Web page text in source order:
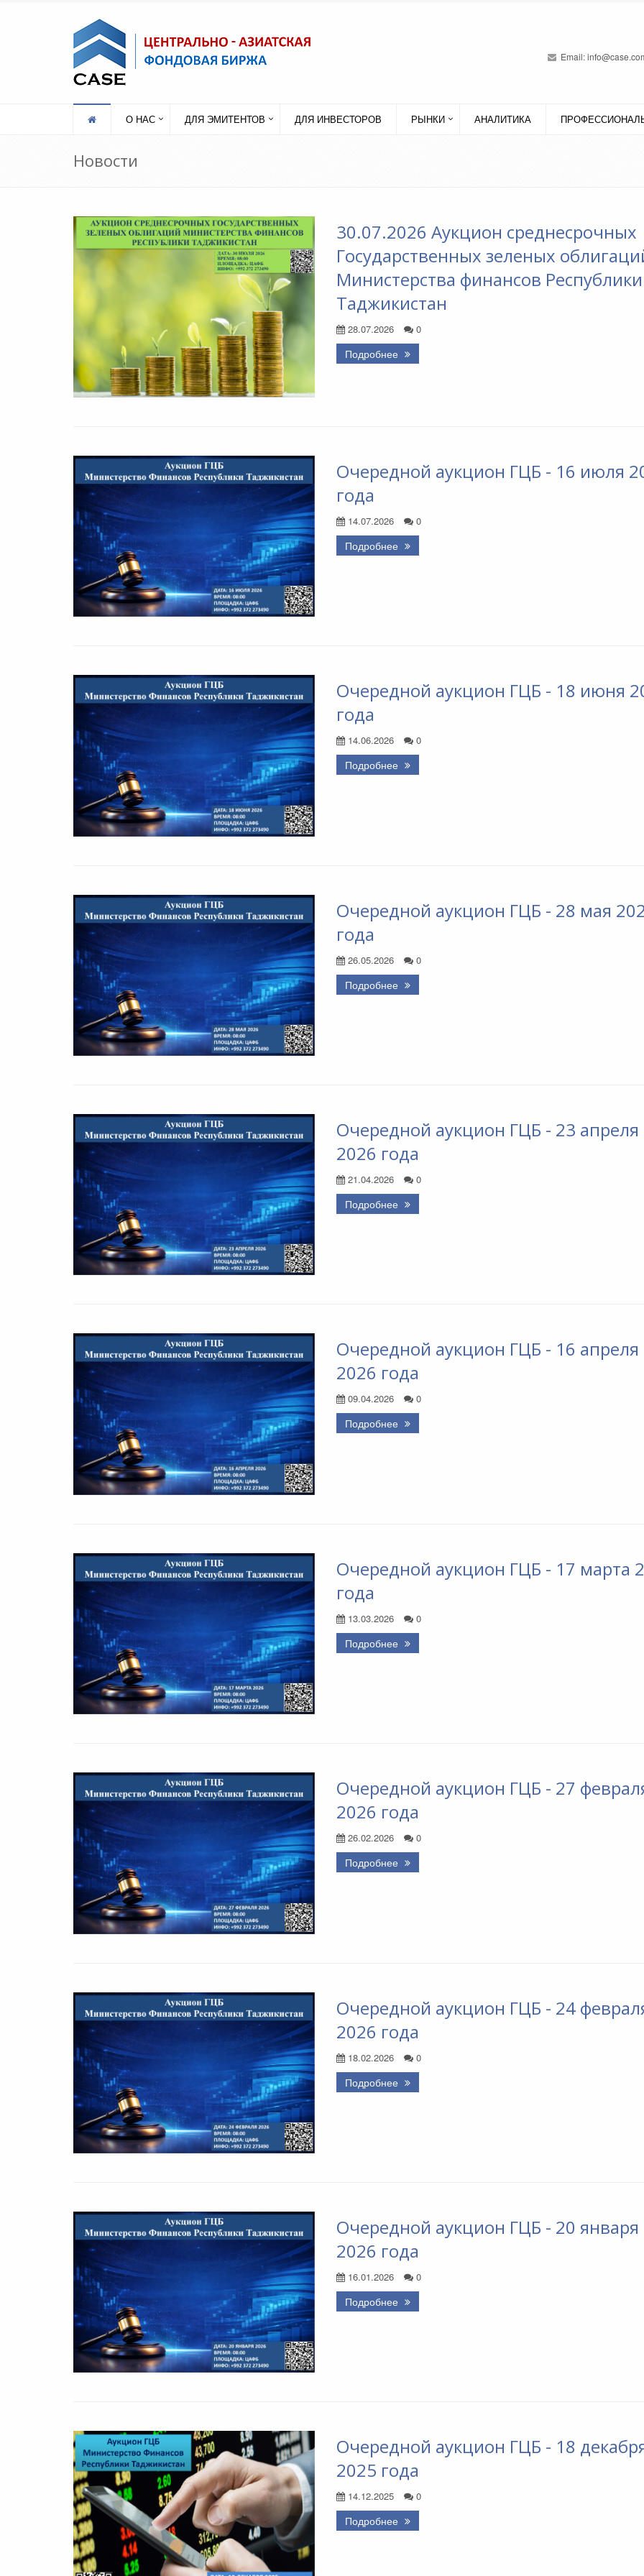
Email:
О НАС ДЛЯ ЭМИТЕНТОВ ДЛЯ ИНВЕСТОРОВ РЫНКИ АНАЛИТИКА
Новости
30.07.2026 Аукцион среднесрочных
Государственных зеленых
Министерства финансов Республики
Таджикистан
28.07.2026 0
Подробнее
Очередной аукцион ГЦБ - 16 июля
года
14.07.2026 0
Подробнее
Очередной аукцион ГЦБ - 18 июня
года
14.06.2026 0
Подробнее
Очередной аукцион ГЦБ - 28 мая
года
26.05.2026 0
Подробнее
Очередной аукцион ГЦБ - 23 апреля
2026 года
21.04.2026 0
Подробнее
Очередной аукцион ГЦБ - 16 апреля
2026 года
09.04.2026 0
Подробнее
Очередной аукцион ГЦБ - 17 марта
года
13.03.2026 0
Подробнее
Очередной аукцион ГЦБ - 27
2026 года
26.02.2026 0
Подробнее
Очередной аукцион ГЦБ - 24
2026 года
18.02.2026 0
Подробнее
Очередной аукцион ГЦБ - 20 января
2026 года
16.01.2026 0
Подробнее
Очередной аукцион ГЦБ - 18
2025 года
14.12.2025 0
Подробнее